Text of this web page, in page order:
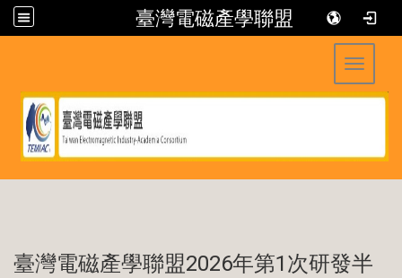
臺灣電磁產學聯盟
Toggle
臺灣電磁產學聯盟2026年第1次研發半